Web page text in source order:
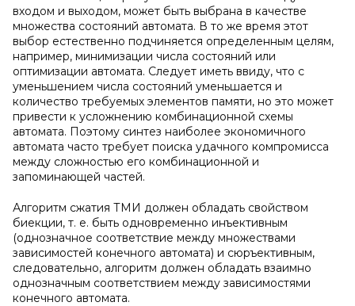
входом и выходом, может быть выбрана в качестве
множества состояний автомата. В то же время этот
выбор естественно подчиняется определенным целям,
например, минимизации числа состояний или
оптимизации автомата. Следует иметь ввиду, что с
уменьшением числа состояний уменьшается и
количество требуемых элементов памяти, но это может
привести к усложнению комбинационной схемы
автомата. Поэтому синтез наиболее экономичного
автомата часто требует поиска удачного компромисса
между сложностью его комбинационной и
запоминающей частей.
Алгоритм сжатия ТМИ должен обладать свойством
биекции, т. е. быть одновременно инъективным
(однозначное соответствие между множествами
зависимостей конечного автомата) и сюръективным,
следовательно, алгоритм должен обладать взаимно
однозначным соответствием между зависимостями
конечного автомата.